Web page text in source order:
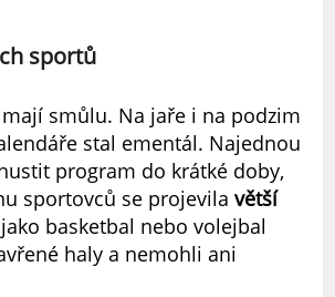
sportů
smůlu. Na jaře i na podzim
stal ementál. Najednou
program do krátké doby,
sportovců se projevilavětší
basketbal nebo volejbal
haly a nemohli ani